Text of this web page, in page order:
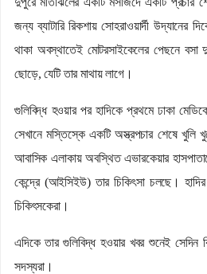
জন্য ব্যাটারি রিকশায় সোহরাওয়ার্দী উদ্যানের
থাকা অবস্থাতেই মোটরসাইকেলের পেছনে বসা
ছোড়ে, যেটি তার মাথায় লাগে।
গুলিবিদ্ধ হওয়ার পর হাদিকে প্রথমে ঢাকা
সেখানে মস্তিস্কে একটি অস্ত্রপচার শেষে খুলি
আবাসিক এলাকায় অবস্থিত এভারকেয়ার
কেন্দ্রে (আইসিইউ) তার চিকিৎসা চলছে।
চিকিৎসকেরা।
এদিকে তার গুলিবিদ্ধ হওয়ার খবর শুনেই সেদিন
সদস্যরা।